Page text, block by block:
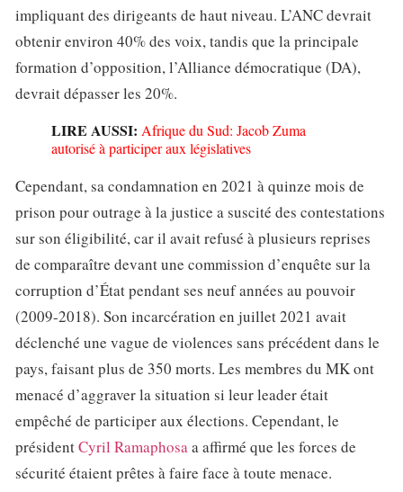
impliquant des dirigeants de haut niveau. L’ANC devrait
obtenir environ 40% des voix, tandis que la principale
formation d’opposition, l’Alliance démocratique (DA),
devrait dépasser les 20%.
LIRE AUSSI: Afrique du Sud: Jacob Zuma
autorisé à participer aux législatives
Cependant, sa condamnation en 2021 à quinze mois de
prison pour outrage à la justice a suscité des contestations
sur son éligibilité, car il avait refusé à plusieurs reprises
de comparaître devant une commission d’enquête sur la
corruption d’État pendant ses neuf années au pouvoir
(2009-2018). Son incarcération en juillet 2021 avait
déclenché une vague de violences sans précédent dans le
pays, faisant plus de 350 morts. Les membres du MK ont
menacé d’aggraver la situation si leur leader était
empêché de participer aux élections. Cependant, le
présidentCyril Ramaphosaa affirmé que les forces de
sécurité étaient prêtes à faire face à toute menace.